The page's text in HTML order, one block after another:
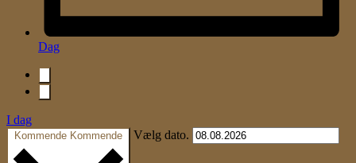
Dag
I dag
Kommende Kommende Vælg dato.